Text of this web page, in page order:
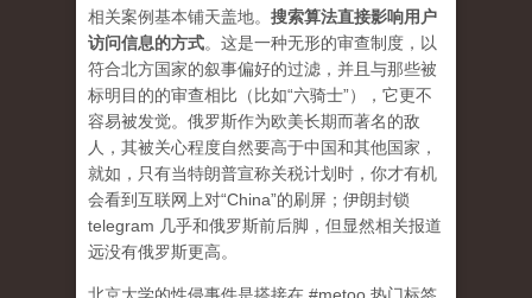
相关案例基本铺天盖地。 搜索算法直接影响用户
访问信息的方式。 这是一种无形的审查制度，以
符合北方国家的叙事偏好的过滤，并且与那些被
标明目的的审查相比（比如“六骑士”），它更不
容易被发觉。俄罗斯作为欧美长期而著名的敌
人，其被关心程度自然要高于中国和其他国家，
就如，只有当特朗普宣称关税计划时，你才有机
会看到互联网上对“China”的刷屏；伊朗封锁
telegram 几乎和俄罗斯前后脚，但显然相关报道
远没有俄罗斯更高。